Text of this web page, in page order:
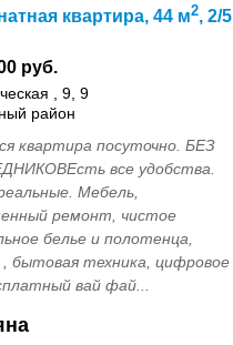
квартира, 44 м2, 2/5
руб.
, 9, 9
район
квартира посуточно. БЕЗ
все удобства.
Мебель,
ремонт, чистое
белье и полотенца,
, бытовая техника, цифровое
вай фай...